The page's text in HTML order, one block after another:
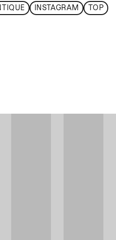
INSTAGRAM TOP